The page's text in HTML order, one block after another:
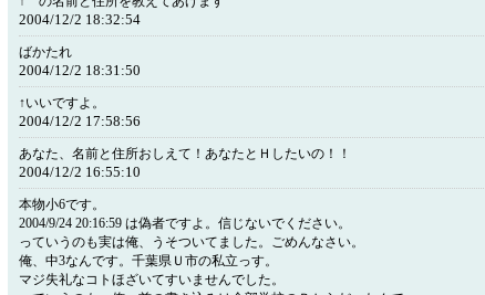
2004/12/2 18:32:54
ばかたれ
2004/12/2 18:31:50
↑いいですよ。
2004/12/2 17:58:56
あなた、名前と住所おしえて！あなたとＨしたいの！！
2004/12/2 16:55:10
本物小6です。
2004/9/24 20:16:59 は偽者ですよ。信じないでください。
っていうのも実は俺、うそついてました。ごめんなさい。
俺、中3なんです。千葉県Ｕ市の私立っす。
マジ失礼なコトほざいてすいませんでした。